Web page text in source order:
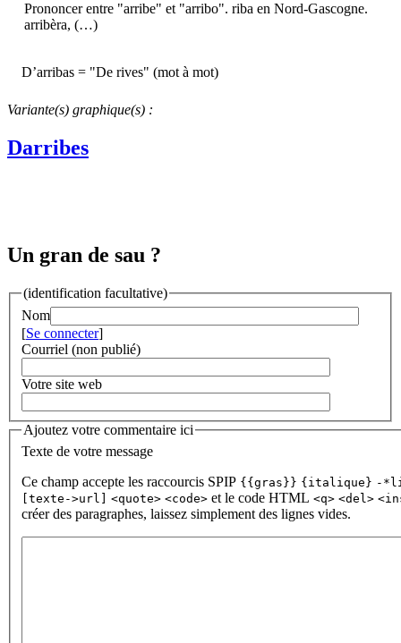
Prononcer entre "arribe" et "arribo". riba en Nord-Gascogne.
arribèra, (…)
D’arribas = "De rives" (mot à mot)
Variante(s) graphique(s) :
Darribes
Un gran de sau ?
(identification facultative)
Nom
[Se connecter]
Courriel (non publié)
Votre site web
Ajoutez votre commentaire ici
Texte de votre message
Ce champ accepte les raccourcis SPIP {{gras}} {italique} -
[texte->url] <quote> <code> et le code HTML <q> <del>
créer des paragraphes, laissez simplement des lignes vides.